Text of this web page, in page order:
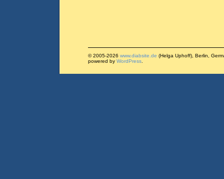
© 2005-2026 www.diabsite.de (Helga Uphoff), Berlin,
powered by WordPress.